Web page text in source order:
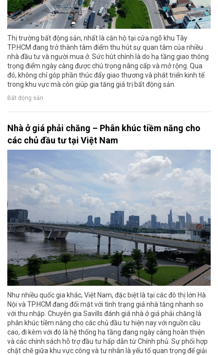
Thị trường bất động sản, nhất là căn hộ tại cửa ngõ khu Tây
TP.HCM đang trở thành tâm điểm thu hút sự quan tâm của nhiều
nhà đầu tư và người mua ở. Sức hút chính là do hạ tầng giao thông
trọng điểm ngày càng được chú trọng nâng cấp và mở rộng. Qua
đó, không chỉ góp phần thúc đẩy giao thương và phát triển kinh tế
trong khu vực mà còn giúp gia tăng giá trị bất động sản.
Bất động sản
Nhà ở giá phải chăng – Phân khúc tiềm năng cho
các chủ đầu tư tại Việt Nam
Như nhiều quốc gia khác, Việt Nam, đặc biệt là tại các đô thị lớn Hà
Nội và TP.HCM đang đối mặt với tình trạng giá nhà tăng nhanh so
với thu nhập. Chuyên gia Savills đánh giá nhà ở giá phải chăng là
phân khúc tiềm năng cho các chủ đầu tư hiện nay với nguồn cầu
cao, đi kèm với đó là hệ thống hạ tầng đang ngày càng hoàn thiện
và các chính sách hỗ trợ đầu tư hấp dẫn từ Chính phủ. Sự phối hợp
chặt chẽ giữa khu vực công và tư nhân là yếu tố quan trọng để giải